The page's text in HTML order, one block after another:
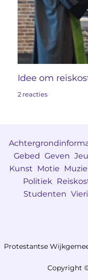
Idee om
2 reacties
Gebed Geven
Kunst Motie
Politiek
Studenten
Protestantse
Copyright